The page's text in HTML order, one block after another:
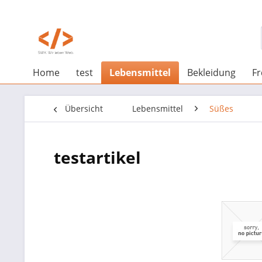
Home test Lebensmittel Bekleidung
Übersicht Lebensmittel Süßes
testartikel